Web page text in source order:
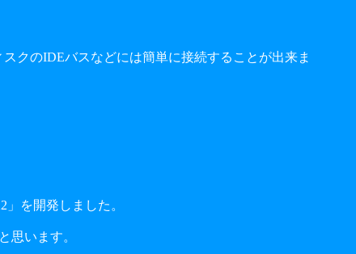
クのIDEバスなどには簡単に接続することが出来ま
を開発しました。
思います。